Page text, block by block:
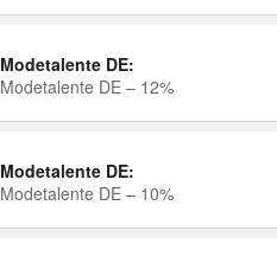
Modetalente DE:
Modetalente DE – 12%
Modetalente DE:
Modetalente DE – 10%